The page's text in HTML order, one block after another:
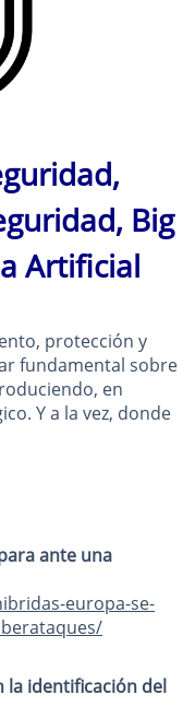
Big
Artificial
protección y
fundamental sobre
en
Y a la vez, donde
ante una
europa-se-
la identificación del